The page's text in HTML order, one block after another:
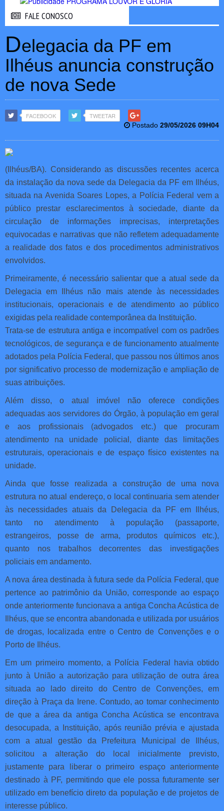
FALE CONOSCO
Delegacia da PF em
Ilhéus anuncia construção
de nova Sede
FACEBOOK
TWEETAR
Postado 29/05/2026 09H04
(Ilhéus/BA). Considerando as discussões recentes acerca
da instalação da nova sede da Delegacia da PF em Ilhéus,
situada na Avenida Soares Lopes, a Polícia Federal vem a
público prestar esclarecimentos à sociedade, diante da
circulação de informações imprecisas, interpretações
equivocadas e narrativas que não refletem adequadamente
a realidade dos fatos e dos procedimentos administrativos
envolvidos.
Primeiramente, é necessário salientar que a atual sede da
Delegacia em Ilhéus não mais atende às necessidades
institucionais, operacionais e de atendimento ao público
exigidas pela realidade contemporânea da Instituição.
Trata-se de estrutura antiga e incompatível com os padrões
tecnológicos, de segurança e de funcionamento atualmente
adotados pela Polícia Federal, que passou nos últimos anos
por significativo processo de modernização e ampliação de
suas atribuições.
Além disso, o atual imóvel não oferece condições
adequadas aos servidores do Órgão, à população em geral
e aos profissionais (advogados etc.) que procuram
atendimento na unidade policial, diante das limitações
estruturais, operacionais e de espaço físico existentes na
unidade.
Ainda que fosse realizada a construção de uma nova
estrutura no atual endereço, o local continuaria sem atender
às necessidades atuais da Delegacia da PF em Ilhéus,
tanto no atendimento à população (passaporte,
estrangeiros, posse de arma, produtos químicos etc.),
quanto nos trabalhos decorrentes das investigações
policiais em andamento.
A nova área destinada à futura sede da Polícia Federal, que
pertence ao patrimônio da União, corresponde ao espaço
onde anteriormente funcionava a antiga Concha Acústica de
Ilhéus, que se encontra abandonada e utilizada por usuários
de drogas, localizada entre o Centro de Convenções e o
Porto de Ilhéus.
Em um primeiro momento, a Polícia Federal havia obtido
junto à União a autorização para utilização de outra área
situada ao lado direito do Centro de Convenções, em
direção à Praça da Irene. Contudo, ao tomar conhecimento
de que a área da antiga Concha Acústica se encontrava
desocupada, a Instituição, após reunião prévia e ajustada
com a atual gestão da Prefeitura Municipal de Ilhéus,
solicitou a alteração do local inicialmente previsto,
justamente para liberar o primeiro espaço anteriormente
destinado à PF, permitindo que ele possa futuramente ser
utilizado em benefício direto da população e de projetos de
interesse público.